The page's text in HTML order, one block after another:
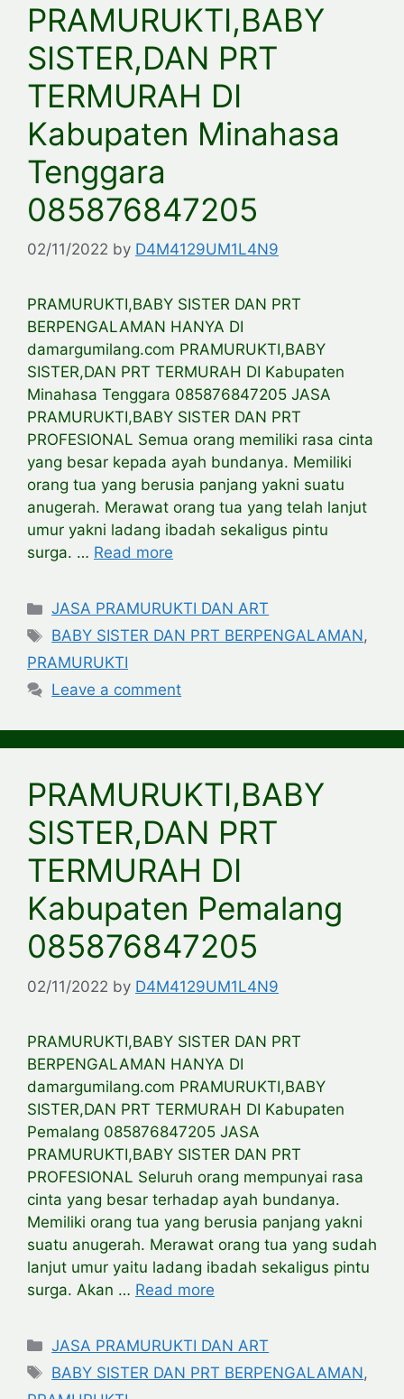
PRAMURUKTI,BABY
SISTER,DAN PRT
TERMURAH DI
Kabupaten Minahasa
Tenggara
085876847205
02/11/2022 by D4M4129UM1L4N9
PRAMURUKTI,BABY SISTER DAN PRT
BERPENGALAMAN HANYA DI
damargumilang.com PRAMURUKTI,BABY
SISTER,DAN PRT TERMURAH DI Kabupaten
Minahasa Tenggara 085876847205 JASA
PRAMURUKTI,BABY SISTER DAN PRT
PROFESIONAL Semua orang memiliki rasa cinta
yang besar kepada ayah bundanya. Memiliki
orang tua yang berusia panjang yakni suatu
anugerah. Merawat orang tua yang telah lanjut
umur yakni ladang ibadah sekaligus pintu
surga. … Read more
Categories
JASA PRAMURUKTI DAN ART
Tags
BABY SISTER DAN PRT BERPENGALAMAN,
PRAMURUKTI
Leave a comment
PRAMURUKTI,BABY
SISTER,DAN PRT
TERMURAH DI
Kabupaten Pemalang
085876847205
02/11/2022 by D4M4129UM1L4N9
PRAMURUKTI,BABY SISTER DAN PRT
BERPENGALAMAN HANYA DI
damargumilang.com PRAMURUKTI,BABY
SISTER,DAN PRT TERMURAH DI Kabupaten
Pemalang 085876847205 JASA
PRAMURUKTI,BABY SISTER DAN PRT
PROFESIONAL Seluruh orang mempunyai rasa
cinta yang besar terhadap ayah bundanya.
Memiliki orang tua yang berusia panjang yakni
suatu anugerah. Merawat orang tua yang sudah
lanjut umur yaitu ladang ibadah sekaligus pintu
surga. Akan … Read more
Categories
JASA PRAMURUKTI DAN ART
Tags
BABY SISTER DAN PRT BERPENGALAMAN,